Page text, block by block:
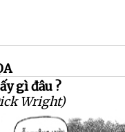
gì đâu ?
Wright)